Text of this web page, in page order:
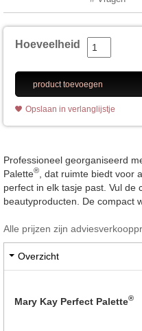
Hoeveelheid
product toevoegen
Opslaan in verlanglijstje
Professioneel georganiseerd
Palette®
, dat ruimte biedt voor
perfect in elk tasje past. Vul de
beautyproducten. De compact
Alle prijzen zijn
Overzicht
Mary Kay Perfect Palette®